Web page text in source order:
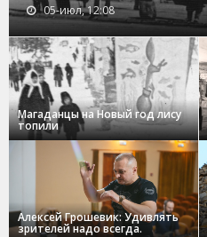
05-июл, 12:08
Магаданцы на Новый год лису
топили
Алексей Грошевик: Удивлять
зрителей надо всегда.